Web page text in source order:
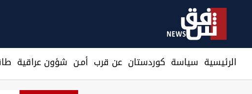
الرئيسية سیاسة كوردستان عن قرب أمـن شؤون عراقية